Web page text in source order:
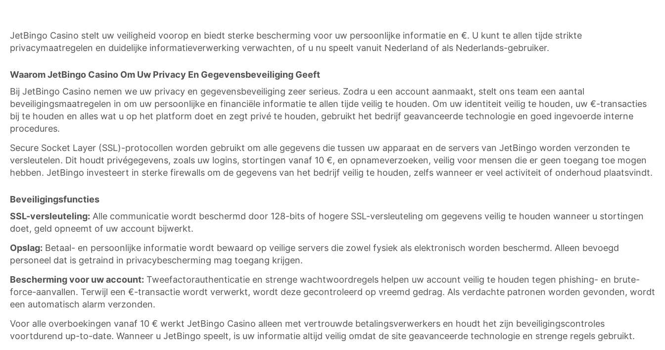
JetBingo Casino stelt uw veiligheid voorop en biedt sterke bescherming voor uw persoonlijke informatie en €. U kunt te allen tijde strikte
privacymaatregelen en duidelijke informatieverwerking verwachten, of u nu speelt vanuit Nederland of als Nederlands-gebruiker.
Waarom JetBingo Casino Om Uw Privacy En Gegevensbeveiliging Geeft
Bij JetBingo Casino nemen we uw privacy en gegevensbeveiliging zeer serieus. Zodra u een account aanmaakt, stelt ons team een aantal
beveiligingsmaatregelen in om uw persoonlijke en financiële informatie te allen tijde veilig te houden. Om uw identiteit veilig te houden, uw €-transacties
bij te houden en alles wat u op het platform doet en zegt privé te houden, gebruikt het bedrijf geavanceerde technologie en goed ingevoerde interne
procedures.
Secure Socket Layer (SSL)-protocollen worden gebruikt om alle gegevens die tussen uw apparaat en de servers van JetBingo worden verzonden te
versleutelen. Dit houdt privégegevens, zoals uw logins, stortingen vanaf 10 €, en opnameverzoeken, veilig voor mensen die er geen toegang toe mogen
hebben. JetBingo investeert in sterke firewalls om de gegevens van het bedrijf veilig te houden, zelfs wanneer er veel activiteit of onderhoud plaatsvindt.
Beveiligingsfuncties
SSL-versleuteling: Alle communicatie wordt beschermd door 128-bits of hogere SSL-versleuteling om gegevens veilig te houden wanneer u stortingen
doet, geld opneemt of uw account bijwerkt.
Opslag: Betaal- en persoonlijke informatie wordt bewaard op veilige servers die zowel fysiek als elektronisch worden beschermd. Alleen bevoegd
personeel dat is getraind in privacybescherming mag toegang krijgen.
Bescherming voor uw account: Tweefactorauthenticatie en strenge wachtwoordregels helpen uw account veilig te houden tegen phishing- en brute-
force-aanvallen. Terwijl een €-transactie wordt verwerkt, wordt deze gecontroleerd op vreemd gedrag. Als verdachte patronen worden gevonden, wordt
een automatisch alarm verzonden.
Voor alle overboekingen vanaf 10 € werkt JetBingo Casino alleen met vertrouwde betalingsverwerkers en houdt het zijn beveiligingscontroles
voortdurend up-to-date. Wanneer u JetBingo speelt, is uw informatie altijd veilig omdat de site geavanceerde technologie en strenge regels gebruikt.